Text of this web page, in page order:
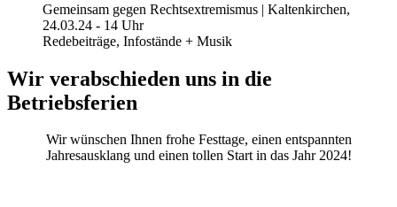
Gemeinsam gegen Rechtsextremismus | Kaltenkirchen,
24.03.24 - 14 Uhr
Redebeiträge, Infostände + Musik
Wir verabschieden uns in die
Betriebsferien
Wir wünschen Ihnen frohe Festtage, einen entspannten
Jahresausklang und einen tollen Start in das Jahr 2024!